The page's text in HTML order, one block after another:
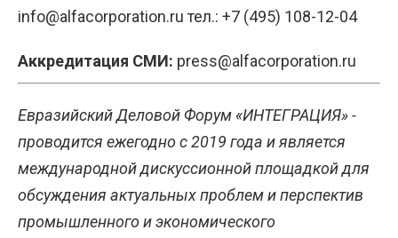
info@alfacorporation.ru тел.: +7 (495) 108-12-04
Аккредитация СМИ: press@alfacorporation.ru
Евразийский Деловой Форум «ИНТЕГРАЦИЯ» -
проводится ежегодно с 2019 года и является
международной дискуссионной площадкой для
обсуждения актуальных проблем и перспектив
промышленного и экономического